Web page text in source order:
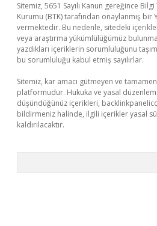
Sitemiz, 5651 Sayılı Kanun gereğince
Kurumu (BTK) tarafından onaylanmış bir
vermektedir. Bu nedenle, sitedeki
veya araştırma yükümlülüğümüz
yazdıkları içeriklerin sorumluluğunu
bu sorumluluğu kabul etmiş sayılırlar.
Sitemiz, kar amacı gütmeyen ve
platformudur. Hukuka ve yasal
düşündüğünüz içerikleri,
bildirmeniz halinde, ilgili içerikler yasal
kaldırılacaktır.